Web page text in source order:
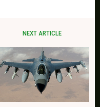
NEXT ARTICLE